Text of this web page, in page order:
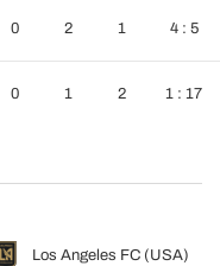
0 2 1 4 : 5
0 1 2 1 : 17
Los Angeles FC (USA)